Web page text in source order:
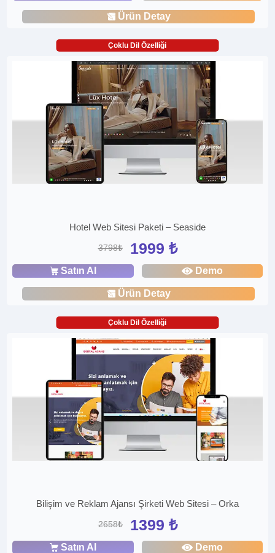
Ürün Detay
Çoklu Dil Özelliği
Hotel Web Sitesi Paketi – Seaside
3798₺ 1999 ₺
Satın Al Demo
Ürün Detay
Çoklu Dil Özelliği
Bilişim ve Reklam Ajansı Şirketi Web Sitesi – Orka
2658₺ 1399 ₺
Satın Al Demo